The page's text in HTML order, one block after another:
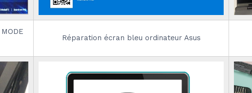
Réparation écran bleu ordinateur Asus